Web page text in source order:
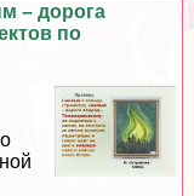
– дорога
по